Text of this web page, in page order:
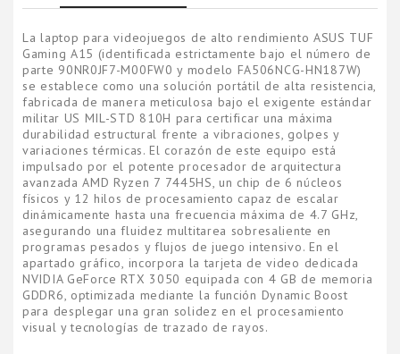
La laptop para videojuegos de alto rendimiento ASUS TUF
Gaming A15 (identificada estrictamente bajo el número de
parte 90NR0JF7-M00FW0 y modelo FA506NCG-HN187W)
se establece como una solución portátil de alta resistencia,
fabricada de manera meticulosa bajo el exigente estándar
militar US MIL-STD 810H para certificar una máxima
durabilidad estructural frente a vibraciones, golpes y
variaciones térmicas. El corazón de este equipo está
impulsado por el potente procesador de arquitectura
avanzada AMD Ryzen 7 7445HS, un chip de 6 núcleos
físicos y 12 hilos de procesamiento capaz de escalar
dinámicamente hasta una frecuencia máxima de 4.7 GHz,
asegurando una fluidez multitarea sobresaliente en
programas pesados y flujos de juego intensivo. En el
apartado gráfico, incorpora la tarjeta de video dedicada
NVIDIA GeForce RTX 3050 equipada con 4 GB de memoria
GDDR6, optimizada mediante la función Dynamic Boost
para desplegar una gran solidez en el procesamiento
visual y tecnologías de trazado de rayos.